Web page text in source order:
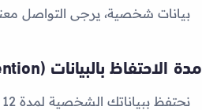
بيانات شخصية، يرجى التواصل
مدة الاحتفاظ بالبيانات (Data Retention)
نحتفظ ببياناتك الشخصية لمدة 12 شهراً (12 months)